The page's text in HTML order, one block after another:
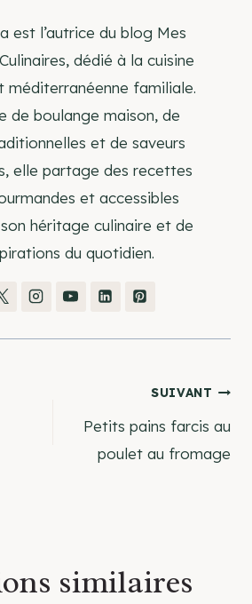
est l’autrice du blog Mes
dédié à la cuisine
méditerranéenne familiale.
de boulange maison, de
et de saveurs
elle partage des recettes
et accessibles
héritage culinaire et de
du quotidien.
SUIVANT
Petits pains farcis au
poulet au fromage
similaires